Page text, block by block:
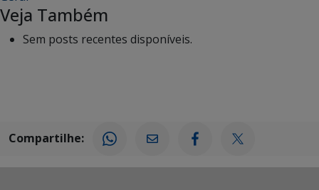
Veja Também
Sem posts recentes disponíveis.
Compartilhe: